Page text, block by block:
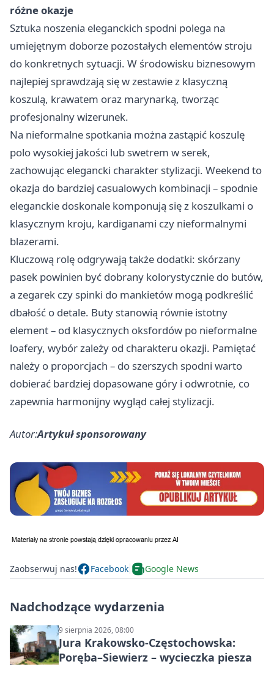
różne okazje
Sztuka noszenia eleganckich spodni polega na
umiejętnym doborze pozostałych elementów stroju
do konkretnych sytuacji. W środowisku biznesowym
najlepiej sprawdzają się w zestawie z klasyczną
koszulą, krawatem oraz marynarką, tworząc
profesjonalny wizerunek.
Na nieformalne spotkania można zastąpić koszulę
polo wysokiej jakości lub swetrem w serek,
zachowując elegancki charakter stylizacji. Weekend to
okazja do bardziej casualowych kombinacji – spodnie
eleganckie doskonale komponują się z koszulkami o
klasycznym kroju, kardiganami czy nieformalnymi
blazerami.
Kluczową rolę odgrywają także dodatki: skórzany
pasek powinien być dobrany kolorystycznie do butów,
a zegarek czy spinki do mankietów mogą podkreślić
dbałość o detale. Buty stanowią równie istotny
element – od klasycznych oksfordów po nieformalne
loafery, wybór zależy od charakteru okazji. Pamiętać
należy o proporcjach – do szerszych spodni warto
dobierać bardziej dopasowane góry i odwrotnie, co
zapewnia harmonijny wygląd całej stylizacji.
Autor:Artykuł sponsorowany
Zaobserwuj nas! Facebook Google News
Nadchodzące wydarzenia
9 sierpnia 2026, 08:00
Jura Krakowsko-Częstochowska:
Poręba–Siewierz – wycieczka piesza